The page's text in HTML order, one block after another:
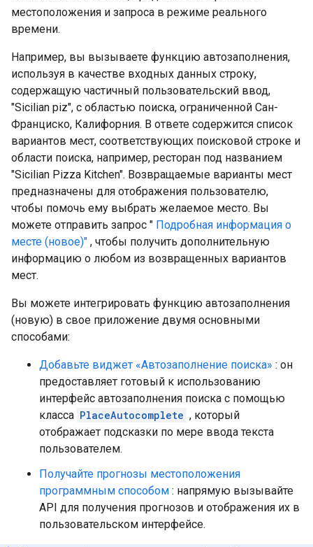
местоположения и запроса в режиме реального
времени.
Например, вы вызываете функцию автозаполнения,
используя в качестве входных данных строку,
содержащую частичный пользовательский ввод,
"Sicilian piz", с областью поиска, ограниченной Сан-
Франциско, Калифорния. В ответе содержится список
вариантов мест, соответствующих поисковой строке и
области поиска, например, ресторан под названием
"Sicilian Pizza Kitchen". Возвращаемые варианты мест
предназначены для отображения пользователю,
чтобы помочь ему выбрать желаемое место. Вы
можете отправить запрос " Подробная информация о
месте (новое)" , чтобы получить дополнительную
информацию о любом из возвращенных вариантов
мест.
Вы можете интегрировать функцию автозаполнения
(новую) в свое приложение двумя основными
способами:
Добавьте виджет «Автозаполнение поиска» : он
предоставляет готовый к использованию
интерфейс автозаполнения поиска с помощью
класса PlaceAutocomplete , который
отображает подсказки по мере ввода текста
пользователем.
Получайте прогнозы местоположения
программным способом : напрямую вызывайте
API для получения прогнозов и отображения их в
пользовательском интерфейсе.